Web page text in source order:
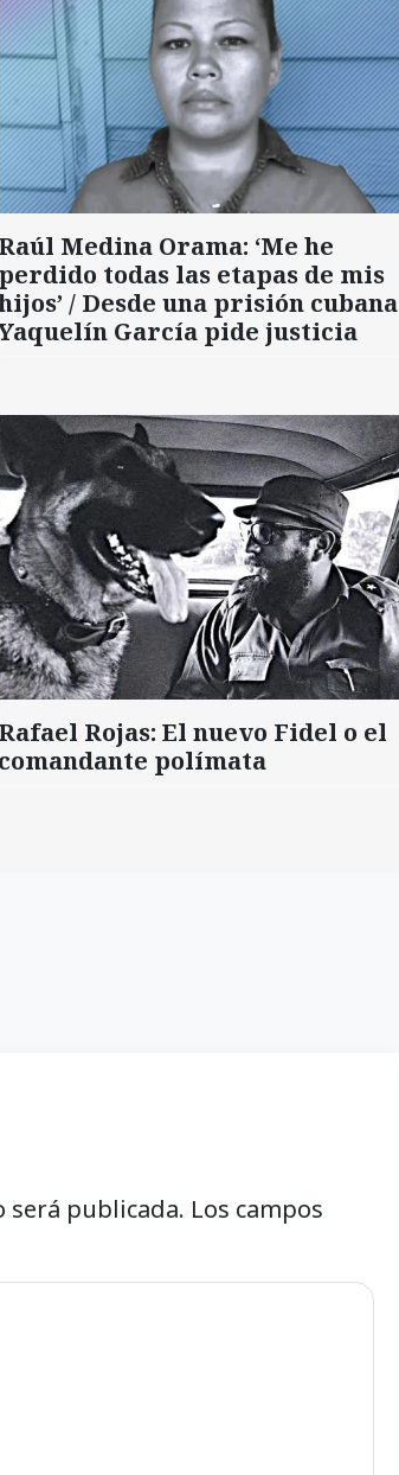
Raúl Medina Orama: ‘Me he
perdido todas las etapas de mis
/ Desde una prisión cubana
García pide justicia
Rafael Rojas: El nuevo Fidel o el
comandante polímata
será publicada. Los campos